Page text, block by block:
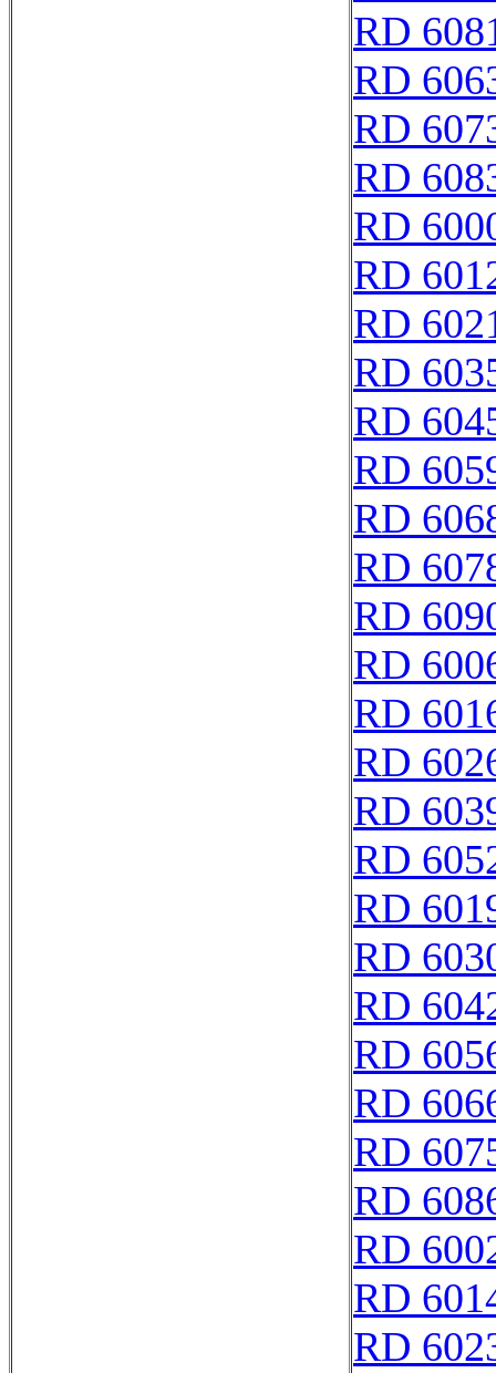
RD
RD
RD
RD
RD
RD
RD
RD
RD
RD
RD
RD
RD
RD
RD
RD
RD
RD
RD
RD
RD
RD
RD
RD
RD
RD
RD
RD